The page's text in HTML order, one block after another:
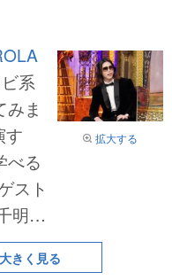
拡大する
系
みま
す
べる
スト
明、
ゆは
～30
きく見る